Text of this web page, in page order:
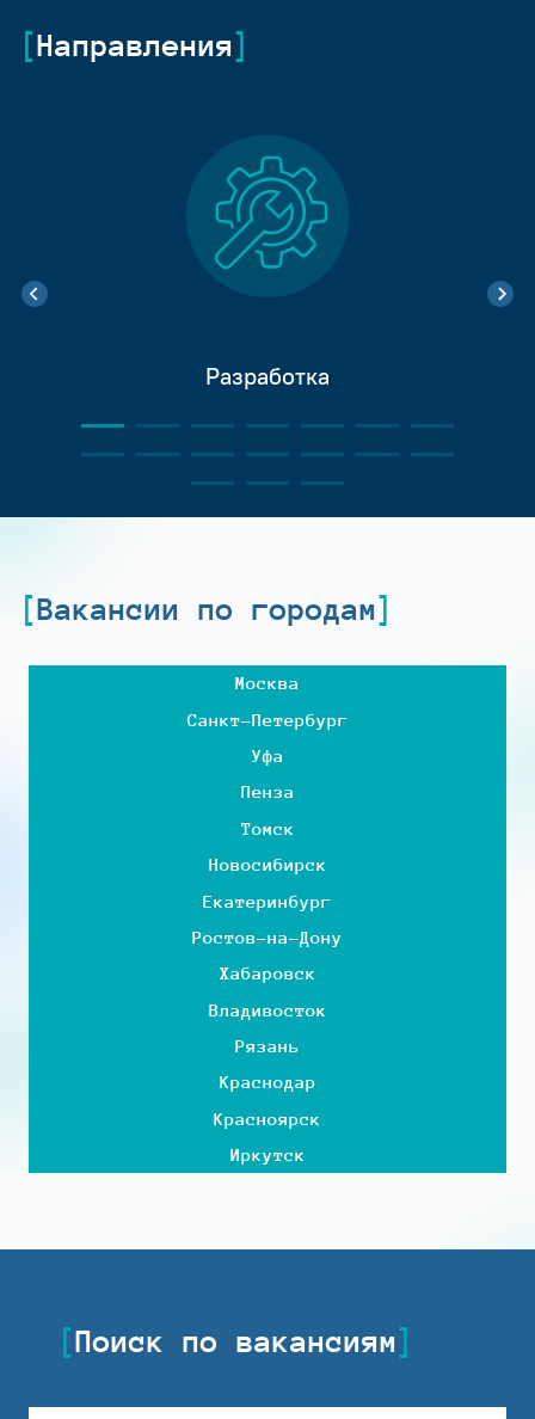
Направления
Разработка
Вакансии по городам
Москва
Санкт-Петербург
Уфа
Пенза
Томск
Новосибирск
Екатеринбург
Ростов-на-Дону
Хабаровск
Владивосток
Рязань
Краснодар
Красноярск
Иркутск
Поиск по вакансиям